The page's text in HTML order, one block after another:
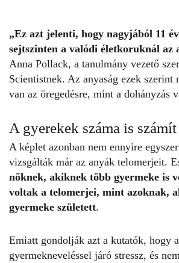
„Ez azt jelenti, hogy nagyjából 11
sejtszinten a valódi életkoruknál az
Anna Pollack, a tanulmány vezető
Scientistnek. Az anyaság ezek szerint
van az öregedésre, mint a dohányzás
A gyerekek száma is számít
A képlet azonban nem ennyire
vizsgálták már az anyák telomerjeit.
nőknek, akiknek több gyermeke is
voltak a telomerjei, mint azoknak,
gyermeke született.
Emiatt gondolják azt a kutatók, hogy a
gyermekneveléssel járó stressz, és